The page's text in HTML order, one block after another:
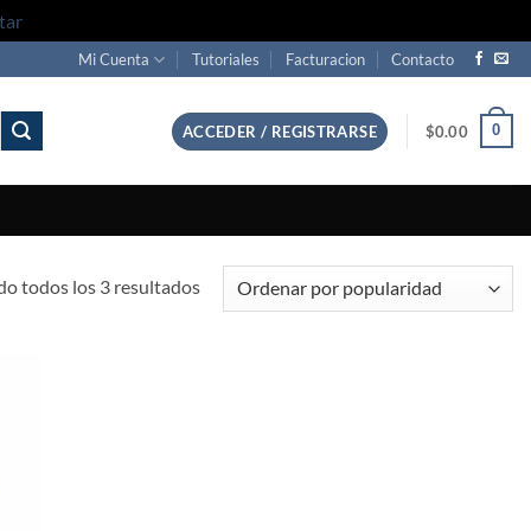
Mi Cuenta Tutoriales Facturacion Contacto
ACCEDER / REGISTRARSE $0.00 0
todos los 3 resultadosSorted